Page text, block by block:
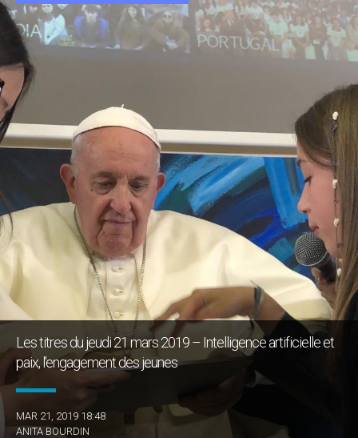
Les titres du jeudi 21 mars 2019 – Intelligence artificielle et
paix, l'engagement des jeunes
MAR 21, 2019 18:48
ANITA BOURDIN